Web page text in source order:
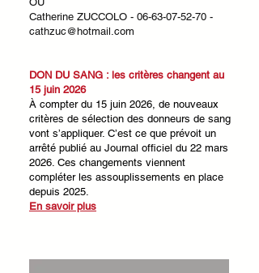
Catherine ZUCCOLO - 06-63-07-52-70 -
cathzuc@hotmail.com
DON DU SANG : les critères changent au
15 juin 2026
À compter du 15 juin 2026, de nouveaux
critères de sélection des donneurs de sang
vont s’appliquer. C’est ce que prévoit un
arrêté publié au Journal officiel du 22 mars
2026. Ces changements viennent
compléter les assouplissements en place
depuis 2025.
En savoir plus